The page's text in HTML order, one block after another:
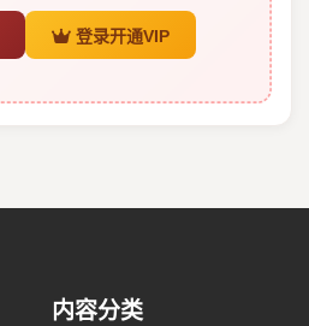
登录开通VIP
内容分类